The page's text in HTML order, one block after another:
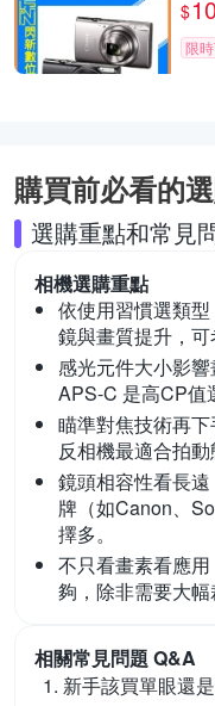
$
限
購買前必看的
選購重點和常見
相機選購重點
依使用習慣選類型
鏡與畫質提升，可
感光元件大小影響
APS-C 是高CP值
瞄準對焦技術再下
反相機最適合拍動
鏡頭相容性看長遠
牌（如Canon、
擇多。
不只看畫素看應用
夠，除非需要大幅
相關常見問題 Q&A
新手該買單眼還